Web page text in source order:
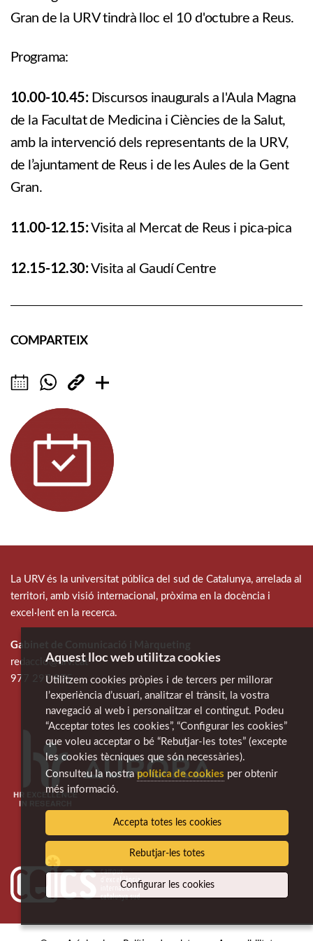
Gran de la URV tindrà lloc el 10 d'octubre a Reus.
Programa:
10.00-10.45:Discursos inaugurals a l'Aula Magna
de la Facultat de Medicina i Ciències de la Salut,
amb la intervenció dels representants de la URV,
de l’ajuntament de Reus i de les Aules de la Gent
Gran.
11.00-12.15:Visita al Mercat de Reus i pica-pica
12.15-12.30:Visita al Gaudí Centre
COMPARTEIX
La URV és la universitat pública del sud de Catalunya, arrelada al
territori, amb visió internacional, pròxima en la docència i
excel·lent en la recerca.
Gabinet de Comunicació i Màrqueting
redaccio@urv.cat
977 297 975
Aquest lloc web utilitza cookies
Utilitzem cookies pròpies i de tercers per millorar
l’experiència d’usuari, analitzar el trànsit, la vostra
navegació al web i personalitzar el contingut. Podeu
“Acceptar totes les cookies”, “Configurar les cookies”
que voleu acceptar o bé “Rebutjar-les totes” (excepte
les cookies tècniques que són necessàries).
Consulteu la nostra política de cookies per obtenir
més informació.
Accepta totes les cookies
Rebutjar-les totes
Configurar les cookies